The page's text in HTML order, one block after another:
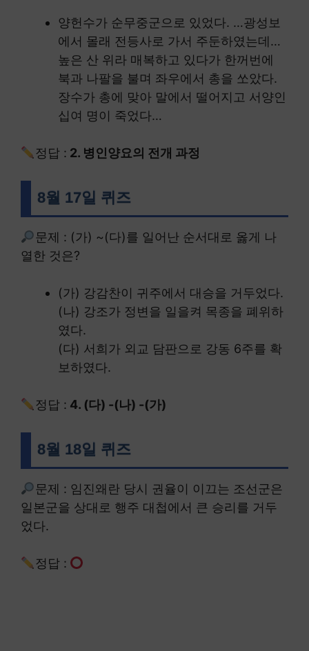
양헌수가 순무중군으로 있었다. …광성보
에서 몰래 전등사로 가서 주둔하였는데…
높은 산 위라 매복하고 있다가 한꺼번에
북과 나팔을 불며 좌우에서 총을 쏘았다.
장수가 총에 맞아 말에서 떨어지고 서양인
십여 명이 죽었다…
정답 : 2. 병인양요의 전개 과정
8월 17일 퀴즈
문제 : (가) ~(다)를 일어난 순서대로 옳게 나
열한 것은?
(가) 강감찬이 귀주에서 대승을 거두었다.
(나) 강조가 정변을 일을켜 목종을 폐위하
였다.
(다) 서희가 외교 담판으로 강동 6주를 확
보하였다.
정답 : 4. (다) -(나) -(가)
8월 18일 퀴즈
문제 : 임진왜란 당시 권율이 이끄는 조선군은
일본군을 상대로 행주 대첩에서 큰 승리를 거두
었다.
정답 :